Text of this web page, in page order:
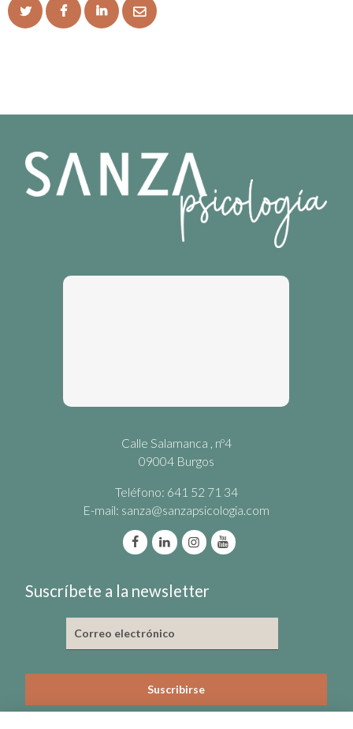
Calle Salamanca , nº4
09004 Burgos
Teléfono: 641 52 71 34
E-mail: sanza@sanzapsicologia.com
Suscríbete a la newsletter